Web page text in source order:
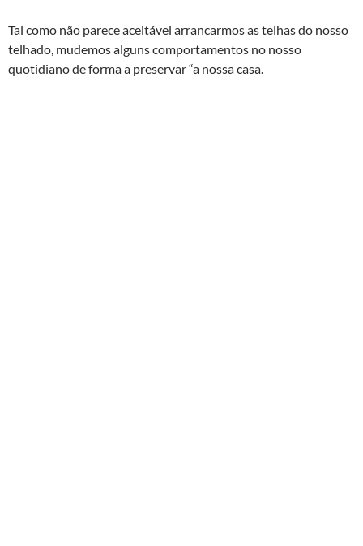
Tal como não parece aceitável arrancarmos as telhas do nosso
telhado, mudemos alguns comportamentos no nosso
quotidiano de forma a preservar “a nossa casa.